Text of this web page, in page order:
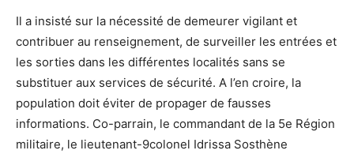
Il a insisté sur la nécessité de demeurer vigilant et
contribuer au renseignement, de surveiller les entrées et
les sorties dans les différentes localités sans se
substituer aux services de sécurité. A l’en croire, la
population doit éviter de propager de fausses
informations. Co-parrain, le commandant de la 5e Région
militaire, le lieutenant-9colonel Idrissa Sosthène